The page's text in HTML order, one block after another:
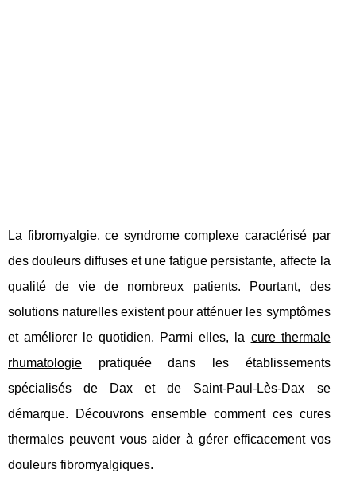
La fibromyalgie, ce syndrome complexe caractérisé par
des douleurs diffuses et une fatigue persistante, affecte la
qualité de vie de nombreux patients. Pourtant, des
solutions naturelles existent pour atténuer les symptômes
et améliorer le quotidien. Parmi elles, la cure thermale
rhumatologie pratiquée dans les établissements
spécialisés de Dax et de Saint-Paul-Lès-Dax se
démarque. Découvrons ensemble comment ces cures
thermales peuvent vous aider à gérer efficacement vos
douleurs fibromyalgiques.